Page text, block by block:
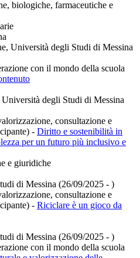
biologiche, farmaceutiche e
Università degli Studi di Messina
con il mondo della scuola
degli Studi di Messina
consultazione e
- Diritto e sostenibilità in
per un futuro più inclusivo e
e giuridiche
di Messina (26/09/2025 - )
consultazione e
- Riciclare è un gioco da
di Messina (26/09/2025 - )
con il mondo della scuola